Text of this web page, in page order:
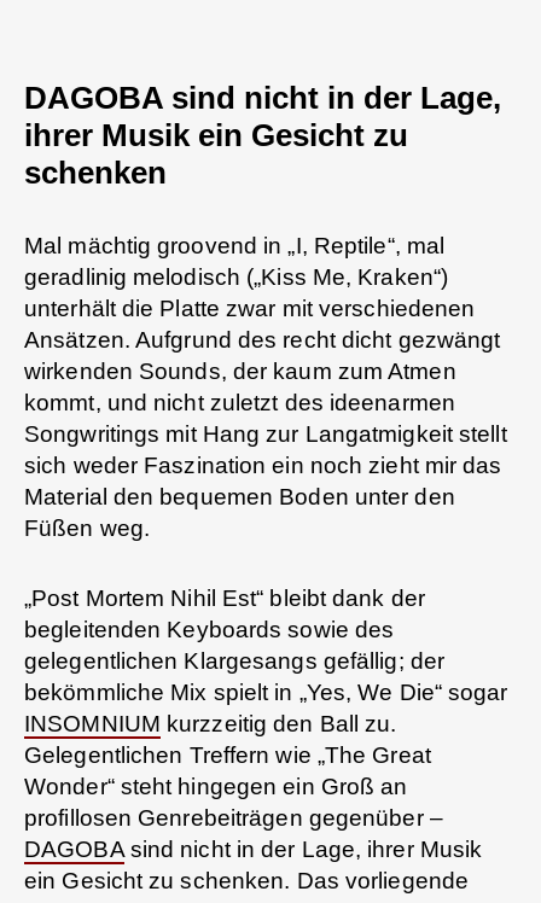
DAGOBA sind nicht in der Lage,
ihrer Musik ein Gesicht zu
schenken
Mal mächtig groovend in „I, Reptile“, mal
geradlinig melodisch („Kiss Me, Kraken“)
unterhält die Platte zwar mit verschiedenen
Ansätzen. Aufgrund des recht dicht gezwängt
wirkenden Sounds, der kaum zum Atmen
kommt, und nicht zuletzt des ideenarmen
Songwritings mit Hang zur Langatmigkeit stellt
sich weder Faszination ein noch zieht mir das
Material den bequemen Boden unter den
Füßen weg.
„Post Mortem Nihil Est“ bleibt dank der
begleitenden Keyboards sowie des
gelegentlichen Klargesangs gefällig; der
bekömmliche Mix spielt in „Yes, We Die“ sogar
INSOMNIUM kurzzeitig den Ball zu.
Gelegentlichen Treffern wie „The Great
Wonder“ steht hingegen ein Groß an
profillosen Genrebeiträgen gegenüber –
DAGOBAsind nicht in der Lage, ihrer Musik
ein Gesicht zu schenken. Das vorliegende